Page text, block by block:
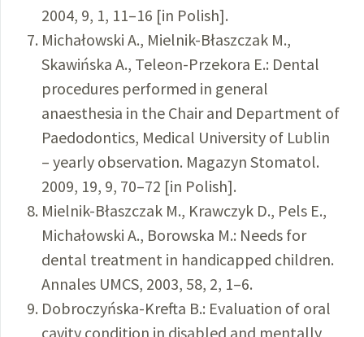
2004, 9, 1, 11–16 [in Polish].
Michałowski A., Mielnik-Błaszczak M.,
Skawińska A., Teleon-Przekora E.: Dental
procedures performed in general
anaesthesia in the Chair and Department of
Paedodontics, Medical University of Lublin
– yearly observation. Magazyn Stomatol.
2009, 19, 9, 70–72 [in Polish].
Mielnik-Błaszczak M., Krawczyk D., Pels E.,
Michałowski A., Borowska M.: Needs for
dental treatment in handicapped children.
Annales UMCS, 2003, 58, 2, 1–6.
Dobroczyńska-Krefta B.: Evaluation of oral
cavity condition in disabled and mentally